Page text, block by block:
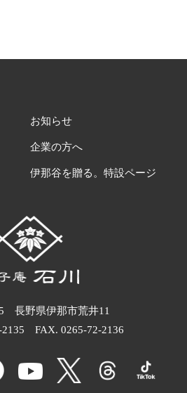
お知らせ
企業の方へ
伊那谷を贈る。特設ページ
長野県伊那市荒井11
FAX. 0265-72-2136